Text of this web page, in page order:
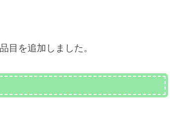
目を追加しました。